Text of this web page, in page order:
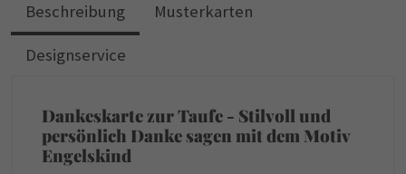
Beschreibung Musterkarten
Designservice
Dankeskarte zur Taufe - Stilvoll und
persönlich Danke sagen mit dem Motiv
Engelskind